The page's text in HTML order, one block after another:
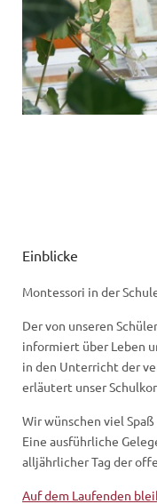
Einblicke
Montessori in der
Der von unseren
informiert über Leben
in den Unterricht der
erläutert unser
Wir wünschen viel
Eine ausführliche
alljährlicher Tag der
Auf dem Laufenden